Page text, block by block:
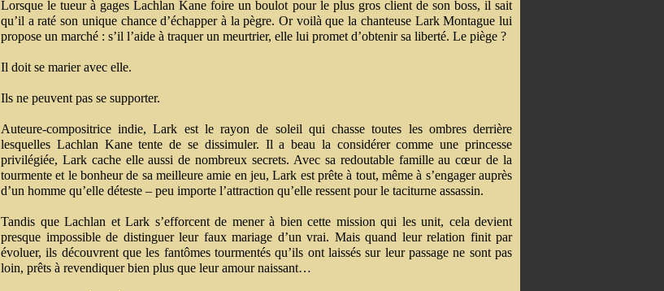
Lorsque le tueur à gages Lachlan Kane foire un boulot pour le plus gros client de son boss, il sait
qu’il a raté son unique chance d’échapper à la pègre. Or voilà que la chanteuse Lark Montague lui
propose un marché : s’il l’aide à traquer un meurtrier, elle lui promet d’obtenir sa liberté. Le piège ?
Il doit se marier avec elle.
Ils ne peuvent pas se supporter.
Auteure-compositrice indie, Lark est le rayon de soleil qui chasse toutes les ombres derrière
lesquelles Lachlan Kane tente de se dissimuler. Il a beau la considérer comme une princesse
privilégiée, Lark cache elle aussi de nombreux secrets. Avec sa redoutable famille au cœur de la
tourmente et le bonheur de sa meilleure amie en jeu, Lark est prête à tout, même à s’engager auprès
d’un homme qu’elle déteste – peu importe l’attraction qu’elle ressent pour le taciturne assassin.
Tandis que Lachlan et Lark s’efforcent de mener à bien cette mission qui les unit, cela devient
presque impossible de distinguer leur faux mariage d’un vrai. Mais quand leur relation finit par
évoluer, ils découvrent que les fantômes tourmentés qu’ils ont laissés sur leur passage ne sont pas
loin, prêts à revendiquer bien plus que leur amour naissant…